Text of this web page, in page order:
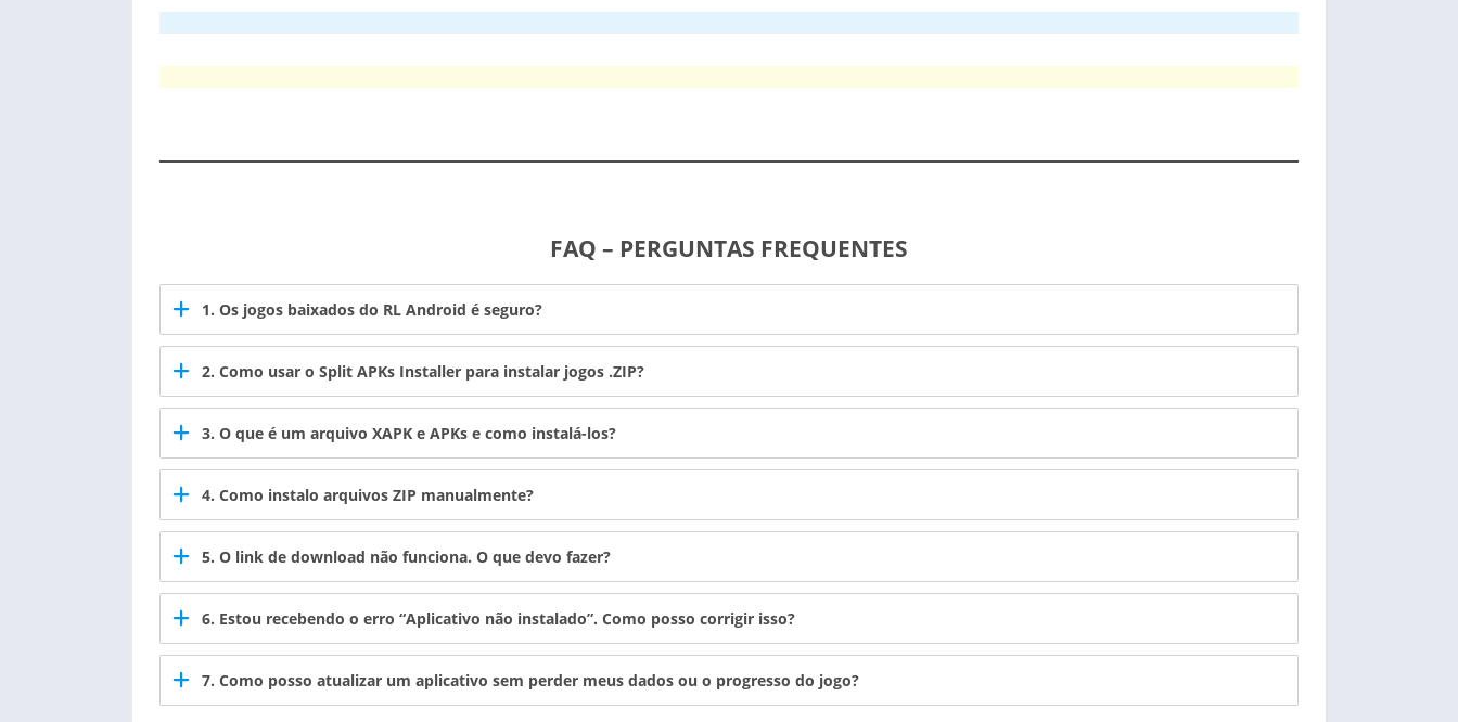
FAQ – PERGUNTAS FREQUENTES
1. Os jogos baixados do RL Android é seguro?
2. Como usar o Split APKs Installer para instalar jogos .ZIP?
3. O que é um arquivo XAPK e APKs e como instalá-los?
4. Como instalo arquivos ZIP manualmente?
5. O link de download não funciona. O que devo fazer?
6. Estou recebendo o erro “Aplicativo não instalado”. Como posso corrigir isso?
7. Como posso atualizar um aplicativo sem perder meus dados ou o progresso do jogo?